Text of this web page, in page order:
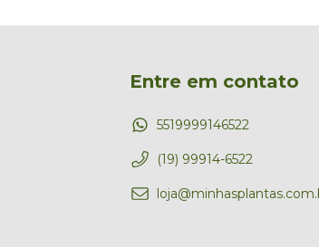
Entre em contato
5519999146522
(19) 99914-6522